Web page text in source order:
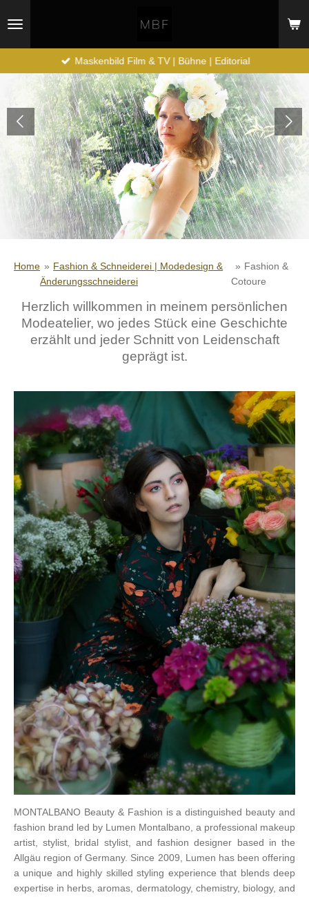
Hauptinhalt
Maskenbild Film & TV | Bühne | Editorial
Home » Fashion & Schneiderei | Modedesign &
Änderungsschneiderei
» Fashion &
Cotoure
Herzlich willkommen in meinem persönlichen
Modeatelier, wo jedes Stück eine Geschichte
erzählt und jeder Schnitt von Leidenschaft
geprägt ist.
MONTALBANO Beauty & Fashion is a distinguished beauty and
fashion brand led by Lumen Montalbano, a professional makeup
artist, stylist, bridal stylist, and fashion designer based in the
Allgäu region of Germany. Since 2009, Lumen has been offering
a unique and highly skilled styling experience that blends deep
expertise in herbs, aromas, dermatology, chemistry, biology, and